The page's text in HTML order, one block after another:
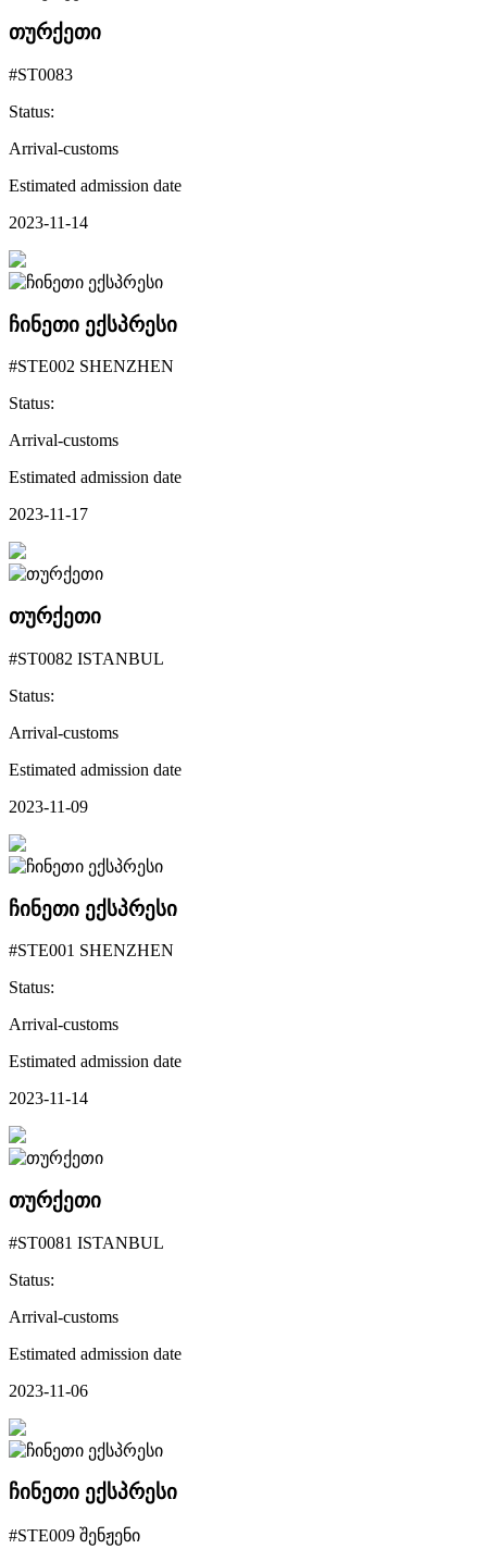
თურქეთი
#ST0083
Status:
Arrival-customs
Estimated admission date
2023-11-14
ჩინეთი ექსპრესი
#STE002 SHENZHEN
Status:
Arrival-customs
Estimated admission date
2023-11-17
თურქეთი
#ST0082 ISTANBUL
Status:
Arrival-customs
Estimated admission date
2023-11-09
ჩინეთი ექსპრესი
#STE001 SHENZHEN
Status:
Arrival-customs
Estimated admission date
2023-11-14
თურქეთი
#ST0081 ISTANBUL
Status:
Arrival-customs
Estimated admission date
2023-11-06
ჩინეთი ექსპრესი
#STE009 შენჟენი